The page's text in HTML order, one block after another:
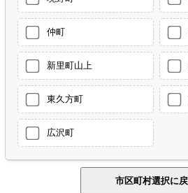
仲町
新里町山上
東久方町
広沢町